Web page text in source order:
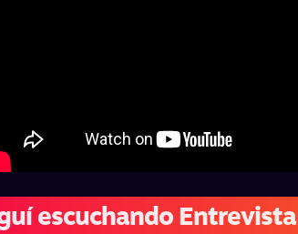
escuchando Entrevista